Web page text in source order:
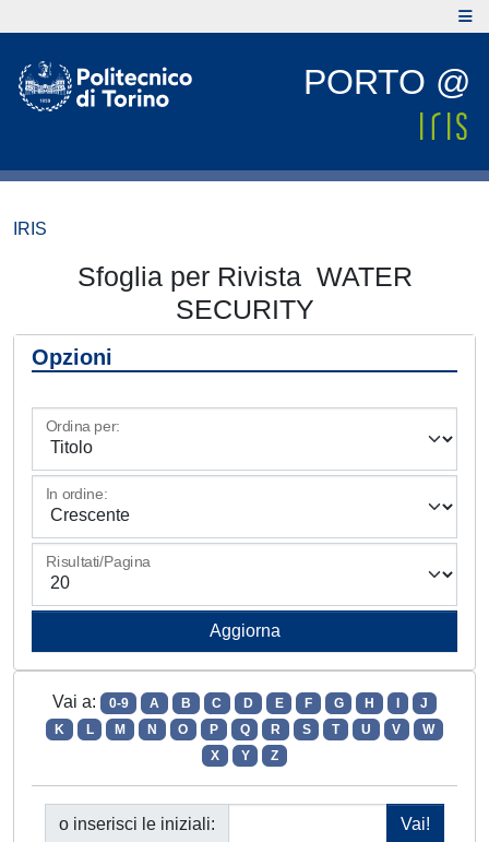
PORTO @
IRIS
Sfoglia per Rivista WATER
SECURITY
Opzioni
Ordina per:
In ordine:
Risultati/Pagina
Vai a: 0-9 A B C D E F G H
J
K
L M N O P Q R S T U V
W
X
Y Z
o inserisci le iniziali: